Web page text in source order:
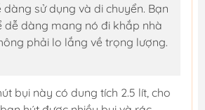
dàng sử dụng và di chuyển. Bạn
dễ dàng mang nó đi khắp nhà
phải lo lắng về trọng lượng.
bụi này có dung tích 2.5 lít, cho